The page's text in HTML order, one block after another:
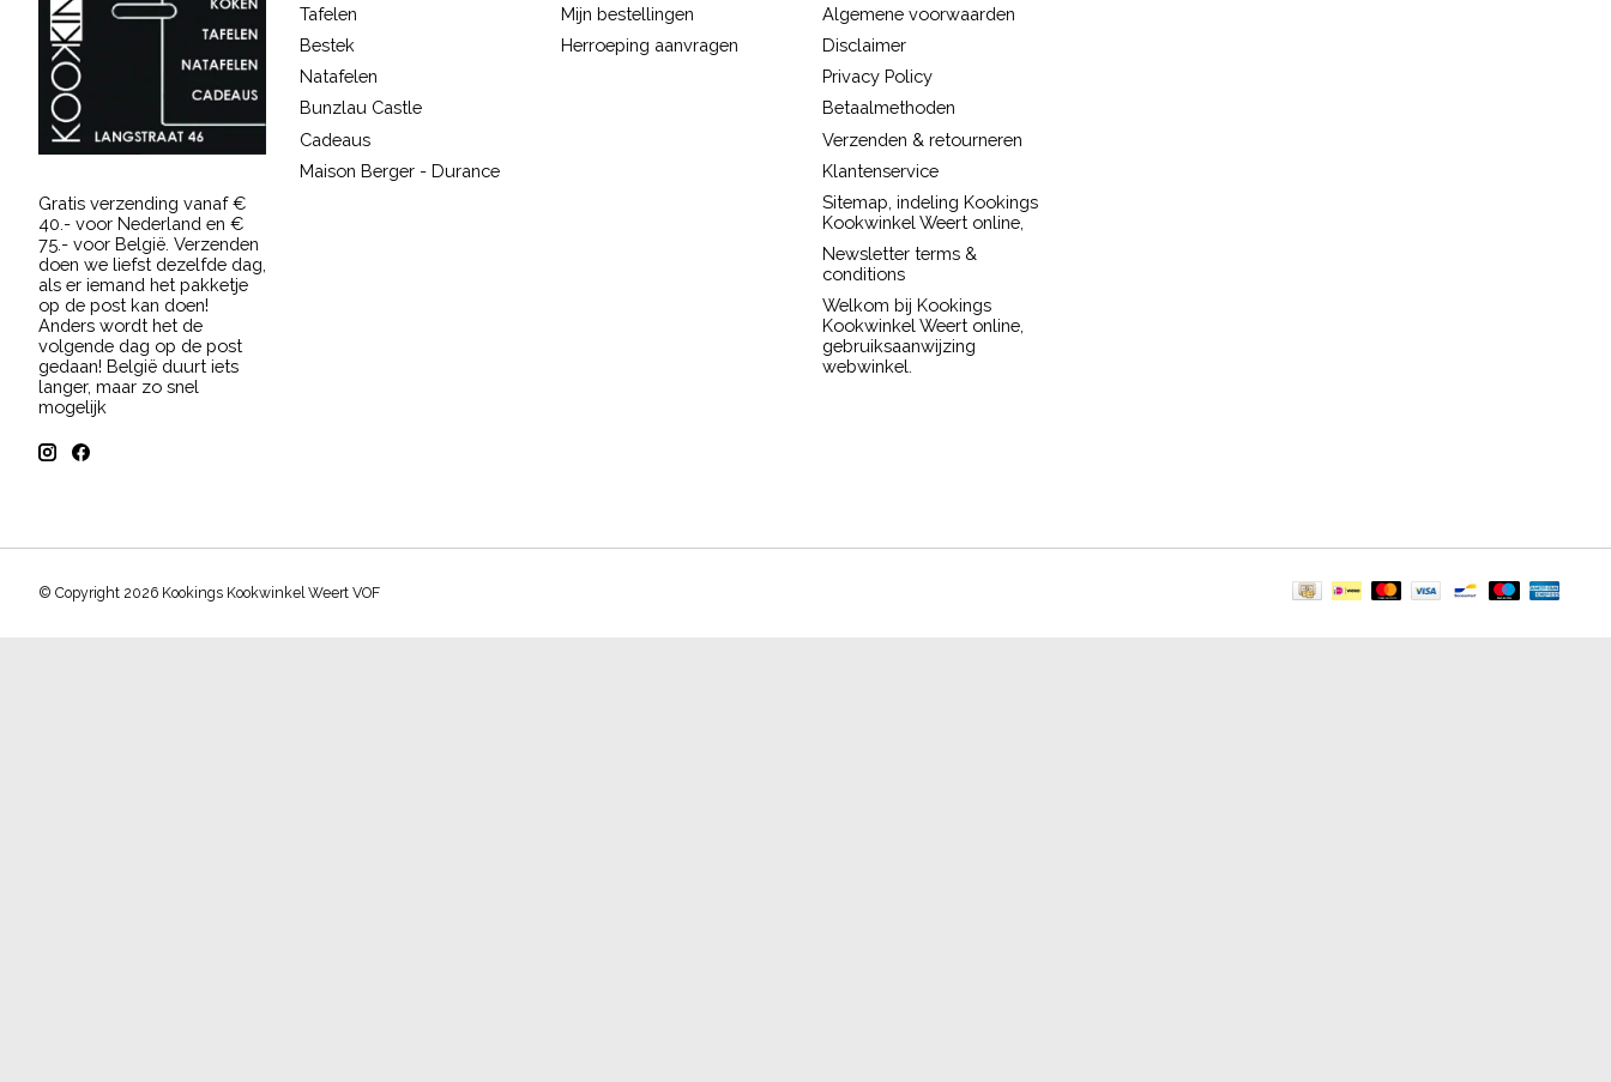
Gratis verzending vanaf €
40.- voor Nederland en €
75.- voor België. Verzenden
doen we liefst dezelfde dag,
als er iemand het pakketje
op de post kan doen!
Anders wordt het de
volgende dag op de post
gedaan! België duurt iets
langer, maar zo snel
mogelijk
Tafelen
Bestek
Natafelen
Bunzlau Castle
Cadeaus
Maison Berger - Durance
Mijn bestellingen
Herroeping aanvragen
Algemene voorwaarden
Disclaimer
Privacy Policy
Betaalmethoden
Verzenden & retourneren
Klantenservice
Sitemap, indeling Kookings
Kookwinkel Weert online,
Newsletter terms &
conditions
Welkom bij Kookings
Kookwinkel Weert online,
gebruiksaanwijzing
webwinkel.
© Copyright 2026 Kookings Kookwinkel Weert VOF